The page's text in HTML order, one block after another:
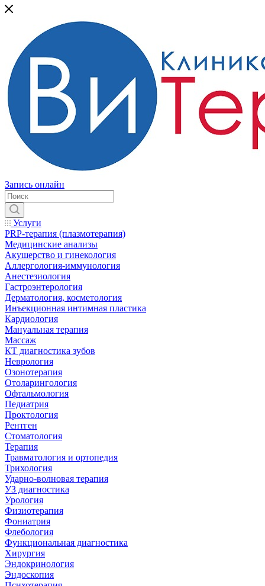
Запись онлайн
Услуги
PRP-терапия (плазмотерапия)
Медицинские анализы
Акушерство и гинекология
Аллергология-иммунология
Анестезиология
Гастроэнтерология
Дерматология, косметология
Инъекционная интимная пластика
Кардиология
Мануальная терапия
Массаж
КТ диагностика зубов
Неврология
Озонотерапия
Отоларингология
Офтальмология
Педиатрия
Проктология
Рентген
Стоматология
Терапия
Травматология и ортопедия
Трихология
Ударно-волновая терапия
УЗ диагностика
Урология
Физиотерапия
Фониатрия
Флебология
Функциональная диагностика
Хирургия
Эндокринология
Эндоскопия